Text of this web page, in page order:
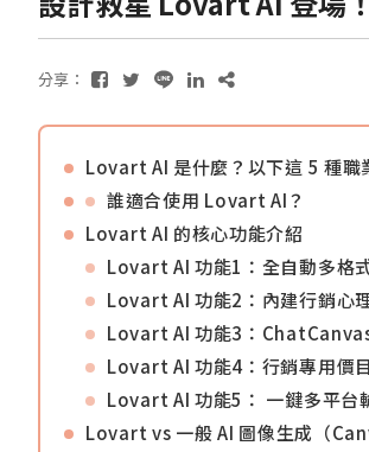
分享：
Lovart AI 是什麼？以下這 5 種職
誰適合使用 Lovart AI？
Lovart AI 的核心功能介紹
Lovart AI 功能1：全自動多格
Lovart AI 功能2：內建行銷心
Lovart AI 功能3：
Lovart AI 功能4：行銷專用價
Lovart AI 功能5： 一鍵多平台
Lovart vs 一般 AI 圖像生成（